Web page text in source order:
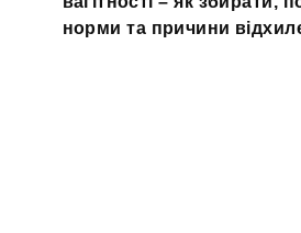
норми та причини